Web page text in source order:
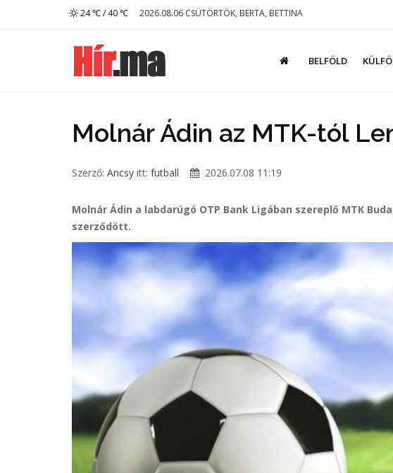
24 ℃ / 40 ℃ 2026.08.06 CSÜTÖRTÖK, BERTA, BETTINA
BELFÖLD
Molnár Ádin az MTK-tól
Szerző: Ancsy itt: futball 2026.07.08 11:19
Molnár Ádin a labdarúgó OTP Bank Ligában szereplő MTK
szerződött.